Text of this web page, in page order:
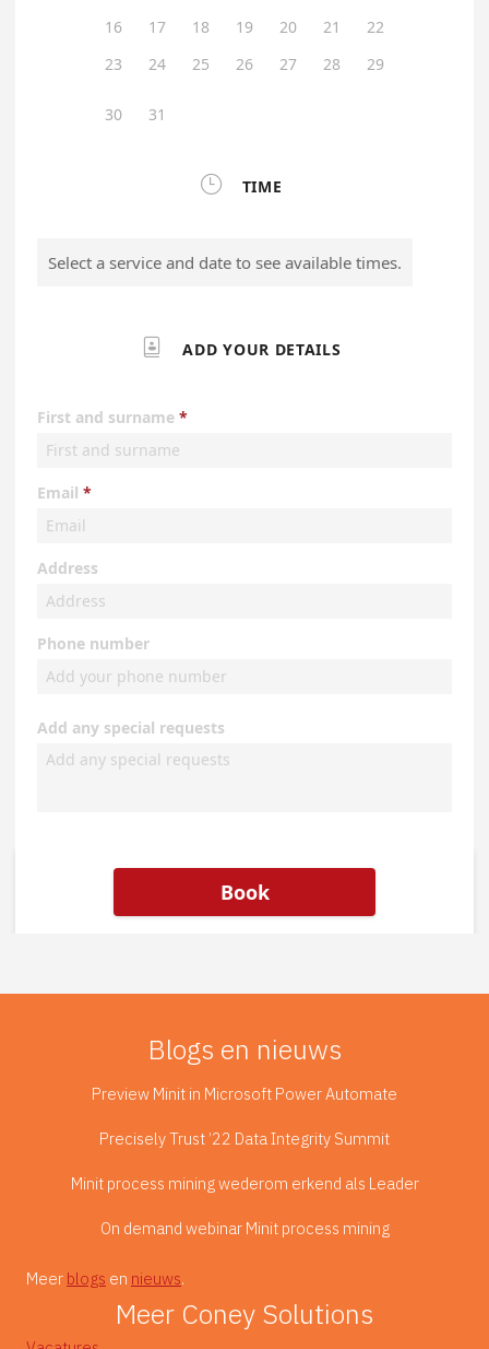
Blogs en nieuws
Preview Minit in Microsoft Power Automate
Precisely Trust ’22 Data Integrity Summit
Minit process mining wederom erkend als Leader
On demand webinar Minit process mining
Meer blogs en nieuws.
Meer Coney Solutions